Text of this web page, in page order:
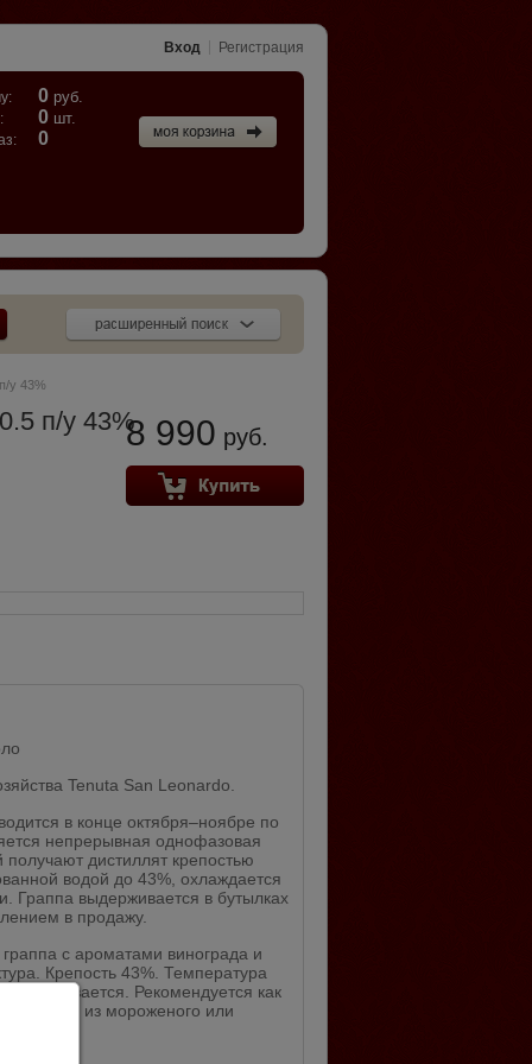
Вход Регистрация
0 руб.
0 шт.
0
у 43%
п/у 43%8 990 руб.
Tenuta San Leonardo.
в конце октября–ноябре по
непрерывная однофазовая
получают дистиллят крепостью
водой до 43%, охлаждается
Граппа выдерживается в бутылках
в продажу.
с ароматами винограда и
Крепость 43%. Температура
Рекомендуется как
из мороженого или